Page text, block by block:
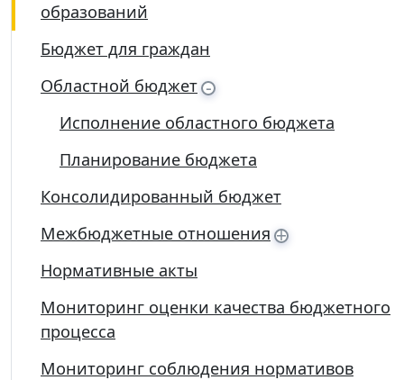
образований
Бюджет для граждан
Областной бюджет -
Исполнение областного бюджета
Планирование бюджета
Консолидированный бюджет
Межбюджетные отношения +
Нормативные акты
Мониторинг оценки качества бюджетного
процесса
Мониторинг соблюдения нормативов